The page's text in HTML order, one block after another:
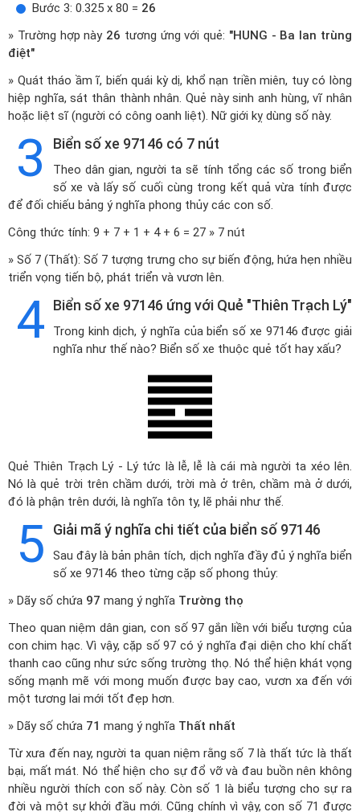
Bước 3: 0.325 x 80 = 26
» Trường hợp này 26 tương ứng với quẻ: "HUNG - Ba lan trùng
điệt"
» Quát tháo ầm ĩ, biến quái kỳ dị, khổ nạn triền miên, tuy có lòng
hiệp nghĩa, sát thân thành nhân. Quẻ này sinh anh hùng, vĩ nhân
hoặc liệt sĩ (người có công oanh liệt). Nữ giới kỵ dùng số này.
3 Biển số xe 97146 có 7 nút
Theo dân gian, người ta sẽ tính tổng các số trong biển
số xe và lấy số cuối cùng trong kết quả vừa tính được
để đối chiếu bảng ý nghĩa phong thủy các con số.
Công thức tính: 9 + 7 + 1 + 4 + 6 = 27 » 7 nút
» Số 7 (Thất): Số 7 tượng trưng cho sự biến động, hứa hẹn nhiều
triển vọng tiến bộ, phát triển và vươn lên.
4 Biển số xe 97146 ứng với Quẻ "Thiên Trạch Lý"
Trong kinh dịch, ý nghĩa của biển số xe 97146 được giải
nghĩa như thế nào? Biển số xe thuộc quẻ tốt hay xấu?
Quẻ Thiên Trạch Lý - Lý tức là lễ, lễ là cái mà người ta xéo lên.
Nó là quẻ trời trên chầm dưới, trời mà ở trên, chầm mà ở dưới,
đó là phận trên dưới, là nghĩa tôn ty, lẽ phải như thế.
5 Giải mã ý nghĩa chi tiết của biển số 97146
Sau đây là bản phân tích, dịch nghĩa đầy đủ ý nghĩa biển
số xe 97146 theo từng cặp số phong thủy:
» Dãy số chứa 97 mang ý nghĩa Trường thọ
Theo quan niệm dân gian, con số 97 gắn liền với biểu tượng của
con chim hạc. Vì vậy, cặp số 97 có ý nghĩa đại diện cho khí chất
thanh cao cũng như sức sống trường thọ. Nó thể hiện khát vọng
sống mạnh mẽ với mong muốn được bay cao, vươn xa đến với
một tương lai mới tốt đẹp hơn.
» Dãy số chứa 71 mang ý nghĩa Thất nhất
Từ xưa đến nay, người ta quan niệm rằng số 7 là thất tức là thất
bại, mất mát. Nó thể hiện cho sự đổ vỡ và đau buồn nên không
nhiều người thích con số này. Còn số 1 là biểu tượng cho sự ra
đời và một sự khởi đầu mới. Cũng chính vì vậy, con số 71 được